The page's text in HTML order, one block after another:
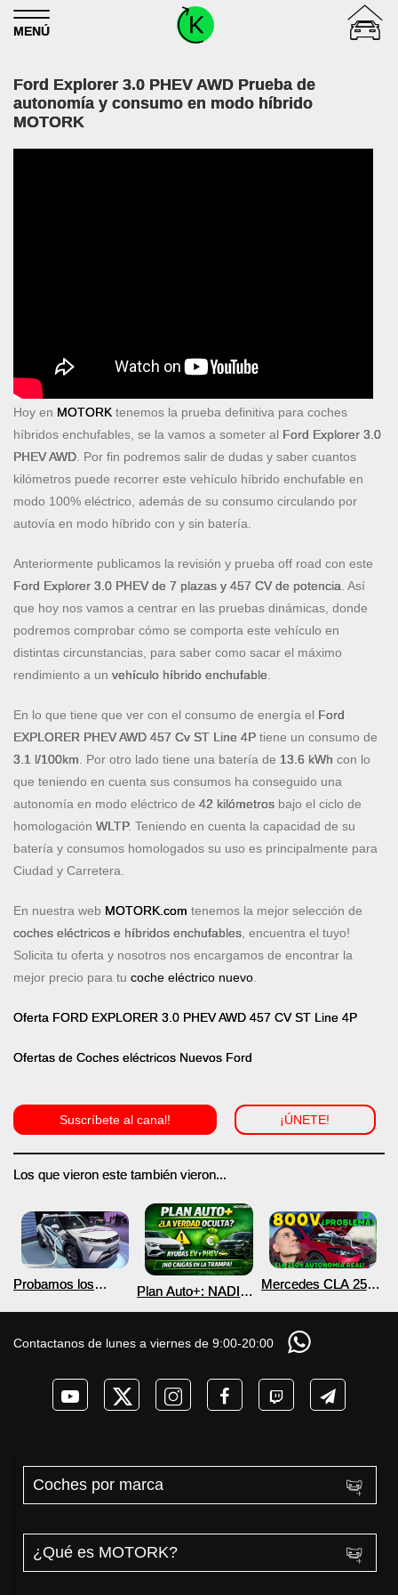
Skip to content
MENÚ
Ford Explorer 3.0 PHEV AWD Prueba de
autonomía y consumo en modo híbrido
MOTORK
Hoy en MOTORK tenemos la prueba definitiva para coches
híbridos enchufables, se la vamos a someter al Ford Explorer 3.0
PHEV AWD. Por fin podremos salir de dudas y saber cuantos
kilómetros puede recorrer este vehículo híbrido enchufable en
modo 100% eléctrico, además de su consumo circulando por
autovía en modo híbrido con y sin batería.
Anteriormente publicamos la revisión y prueba off road con este
Ford Explorer 3.0 PHEV de 7 plazas y 457 CV de potencia. Así
que hoy nos vamos a centrar en las pruebas dinámicas, donde
podremos comprobar cómo se comporta este vehículo en
distintas circunstancias, para saber como sacar el máximo
rendimiento a un vehículo híbrido enchufable.
En lo que tiene que ver con el consumo de energía el Ford
EXPLORER PHEV AWD 457 Cv ST Line 4P tiene un consumo de
3.1 l/100km. Por otro lado tiene una batería de 13.6 kWh con lo
que teniendo en cuenta sus consumos ha conseguido una
autonomía en modo eléctrico de 42 kilómetros bajo el ciclo de
homologación WLTP. Teniendo en cuenta la capacidad de su
batería y consumos homologados su uso es principalmente para
Ciudad y Carretera.
En nuestra web MOTORK.com tenemos la mejor selección de
coches eléctricos e híbridos enchufables, encuentra el tuyo!
Solicita tu oferta y nosotros nos encargamos de encontrar la
mejor precio para tu coche eléctrico nuevo.
Oferta FORD EXPLORER 3.0 PHEV AWD 457 CV ST Line 4P
Ofertas de Coches eléctricos Nuevos Ford
Suscríbete al canal! ¡ÚNETE!
Los que vieron este también vieron...
Probamos los
DM-i y EV con más
Plan Auto+: NADIE
coches eléctricos y
PHEV 2026
Mercedes CLA 250+
COCHE que NO lo
necesita? PRUEBA
de AUTONOMÍA
Contactanos de lunes a viernes de 9:00-20:00
Coches por marca
¿Qué es MOTORK?